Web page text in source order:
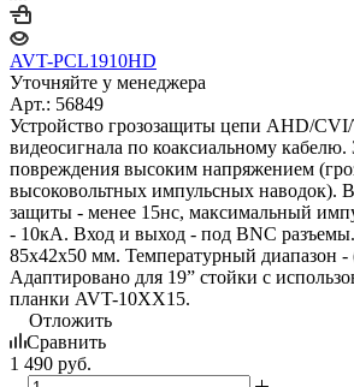
AVT-PCL1910HD
Уточняйте у менеджера
Арт.: 56849
Устройство грозозащиты цепи AHD/
видеосигнала по коаксиальному
повреждения высоким напряжением
высоковольтных импульсных наводок).
защиты - менее 15нс, максимальный
- 10кА. Вход и выход - под BNC
85х42х50 мм. Температурный диапазон -
Адаптировано для 19” стойки с
планки AVT-10XХ15.
Отложить
Сравнить
1 490 руб.